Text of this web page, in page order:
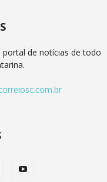
portal de notícias de todo